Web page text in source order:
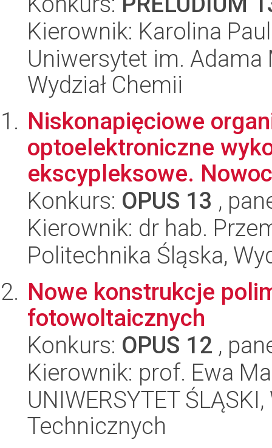
Kierownik: Karolina
Uniwersytet im.
Wydział Chemii
Niskonapięciowe
optoelektroniczne
ekscypleksowe.
Konkurs: OPUS 13 ,
Kierownik: dr hab.
Politechnika Śląska,
Nowe konstrukcje
fotowoltaicznych
Konkurs: OPUS 12 ,
Kierownik: prof. Ewa
UNIWERSYTET
Technicznych